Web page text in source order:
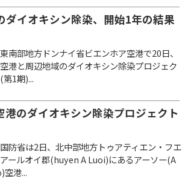
ダイオキシン除染、開始1年の結果
南部地方ドンナイ省ビエンホア空港で20日、
港と周辺地域のダイオキシン除染プロジェク
第1期)...
港のダイオキシン除染プロジェクト
防省は2日、北中部地方トゥアティエン・フエ
ールオイ郡(huyen A Luoi)にあるアーソー(A
空港...